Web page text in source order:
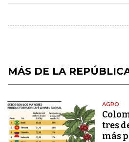
MÁS DE LA
AGRO
tres
más